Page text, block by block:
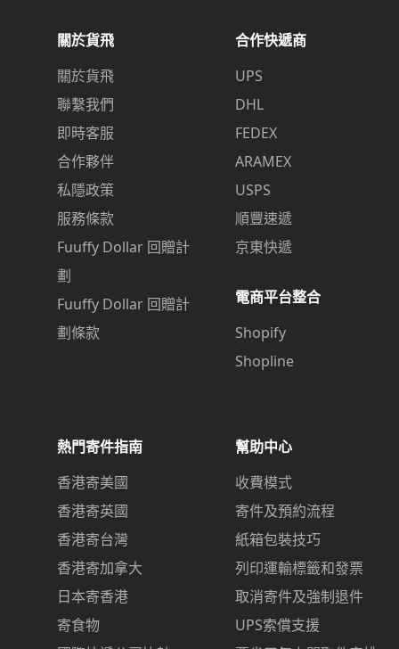
關於貨飛
關於貨飛
聯繫我們
即時客服
合作夥伴
私隱政策
服務條款
Fuuffy Dollar 回贈計
劃
Fuuffy Dollar 回贈計
劃條款
合作快遞商
UPS
DHL
FEDEX
ARAMEX
USPS
順豐速遞
京東快遞
電商平台整合
Shopify
Shopline
熱門寄件指南
香港寄美國
香港寄英國
香港寄台灣
香港寄加拿大
日本寄香港
寄食物
幫助中心
收費模式
寄件及預約流程
紙箱包裝技巧
列印運輸標籤和發票
取消寄件及強制退件
UPS索償支援